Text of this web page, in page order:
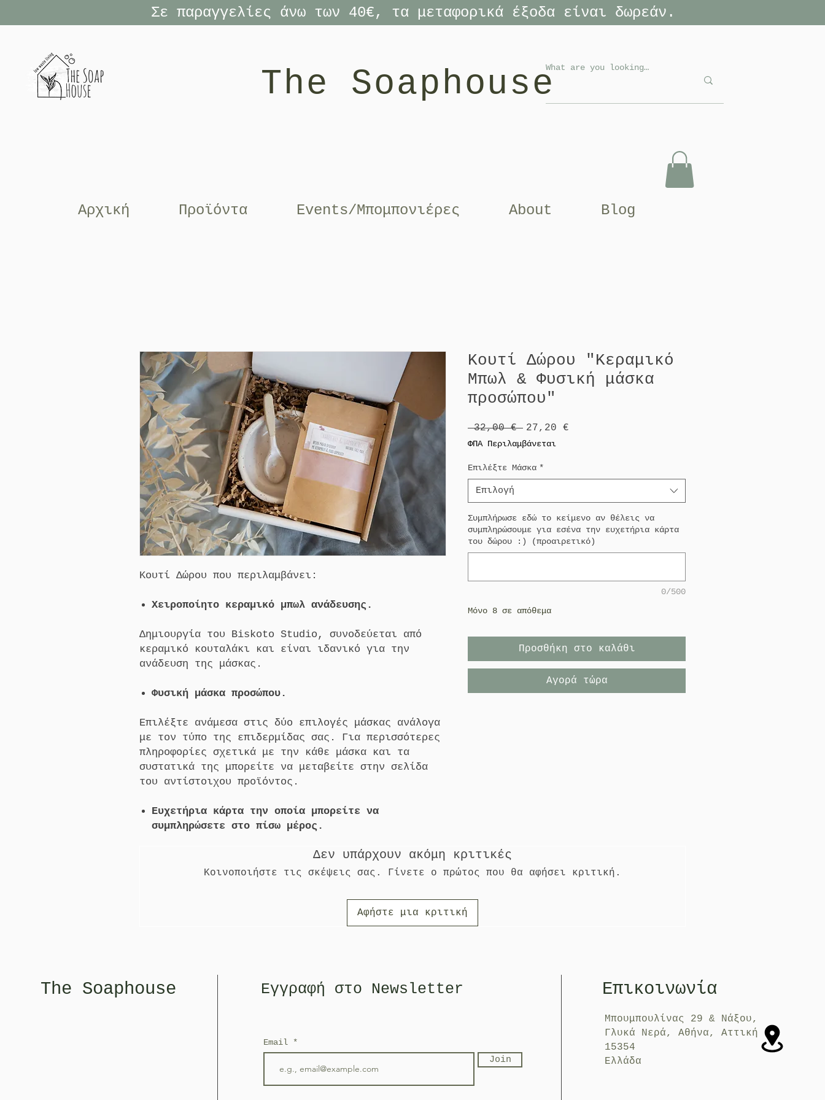
The Soaphouse
Αρχική Προϊόντα Events/Μπομπονιέρες About Blog
Σε παραγγελίες άνω των 40€, τα μεταφορικά έξοδα είναι δωρεάν.
Κουτί Δώρου που περιλαμβάνει:
Χειροποίητο κεραμικό μπωλ ανάδευσης.
Δημιουργία του Biskoto Studio, συνοδεύεται από
κεραμικό κουταλάκι και είναι ιδανικό για την
ανάδευση της μάσκας.
Φυσική μάσκα προσώπου.
Επιλέξτε ανάμεσα στις δύο επιλογές μάσκας ανάλογα
με τον τύπο της επιδερμίδας σας. Για περισσότερες
πληροφορίες σχετικά με την κάθε μάσκα και τα
συστατικά της μπορείτε να μεταβείτε στην σελίδα
του αντίστοιχου προϊόντος.
Ευχετήρια κάρτα την οποία μπορείτε να
συμπληρώσετε στο πίσω μέρος.
Κουτί Δώρου "Κεραμικό
Μπωλ & Φυσική μάσκα
προσώπου"
32,00 € Κανονική
τιμή
27,20 €
ΦΠΑ Περιλαμβάνεται
Επιλέξτε Μάσκα *
Επιλογή
Συμπλήρωσε εδώ το κείμενο αν θέλεις να
συμπληρώσουμε για εσένα την ευχετήρια κάρτα
του δώρου :) (προαιρετικό)
0/500
Μόνο 8 σε απόθεμα
Προσθήκη στο καλάθι
Αγορά τώρα
Δεν υπάρχουν ακόμη κριτικές
Κοινοποιήστε τις σκέψεις σας. Γίνετε ο πρώτος που θα αφήσει κριτική.
Αφήστε μια κριτική
The Soaphouse Επικοινωνία
Εγγραφή στο Newsletter
Email
Join
Μπουμπουλίνας 29 & Νάξου,
Γλυκά Νερά, Αθήνα, Αττική
15354
Ελλάδα